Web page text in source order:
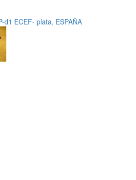
d1 ECEF- plata, ESPAÑA